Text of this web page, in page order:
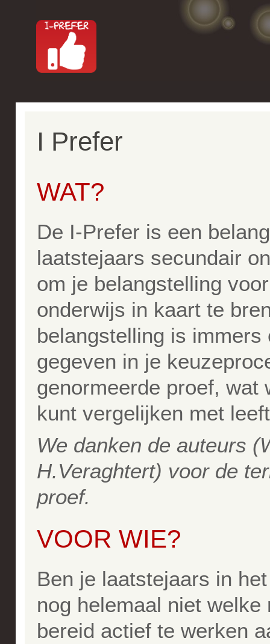
I Prefer
WAT?
De I-Prefer is een
laatstejaars secundair
om je belangstelling
onderwijs in kaart te
belangstelling is
gegeven in je
genormeerde proef, wat
kunt vergelijken met
We danken de auteurs
H.Veraghtert) voor de
proef.
VOOR WIE?
Ben je laatstejaars in
nog helemaal niet
bereid actief te werken